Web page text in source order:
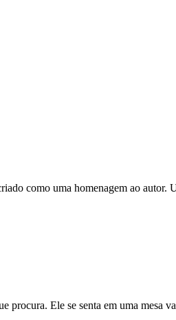
como uma homenagem ao autor.
procura. Ele se senta em uma mesa